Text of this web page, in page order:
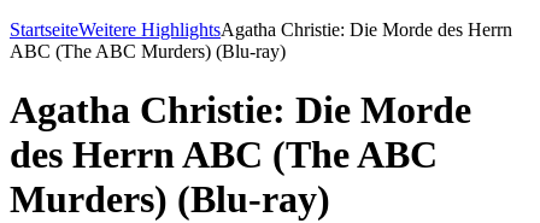
StartseiteWeitere HighlightsAgatha Christie: Die Morde des Herrn
ABC (The ABC Murders) (Blu-ray)
Agatha Christie: Die Morde
des Herrn ABC (The ABC
Murders) (Blu-ray)